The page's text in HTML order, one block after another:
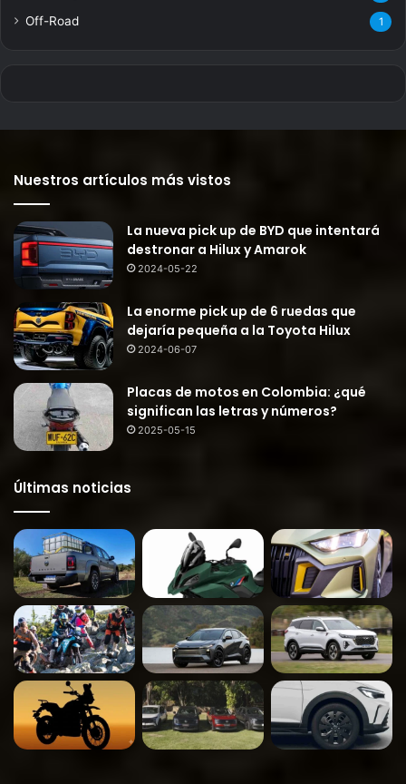
Off-Road 1
Nuestros artículos más vistos
La nueva pick up de BYD que intentará
destronar a Hilux y Amarok
2024-05-22
La enorme pick up de 6 ruedas que
dejaría pequeña a la Toyota Hilux
2024-06-07
Placas de motos en Colombia: ¿qué
significan las letras y números?
2025-05-15
Últimas noticias